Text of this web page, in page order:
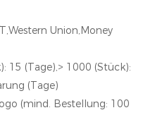
Union,Money
15 (Tage),> 1000 (Stück):
(Tage)
(mind. Bestellung: 100